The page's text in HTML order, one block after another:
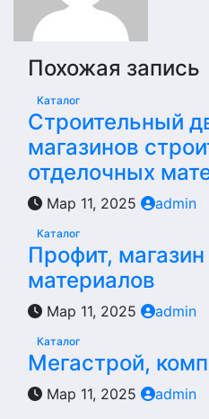
Похожая запись
Каталог
Строительный
магазинов
отделочных
Мар 11, 2025 admin
Каталог
Профит,
материалов
Мар 11, 2025 admin
Каталог
Мегастрой,
Мар 11, 2025 admin